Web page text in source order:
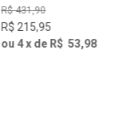
R$ 431,90
R$ 215,95
ou 4x de R$ 53,98